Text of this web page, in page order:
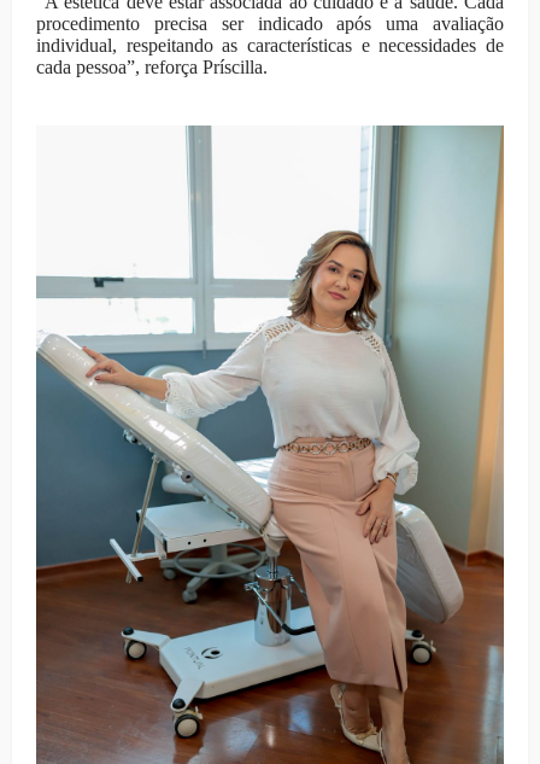
procedimento precisa ser indicado após uma avaliação
individual, respeitando as características e necessidades de
cada pessoa”, reforça Príscilla.